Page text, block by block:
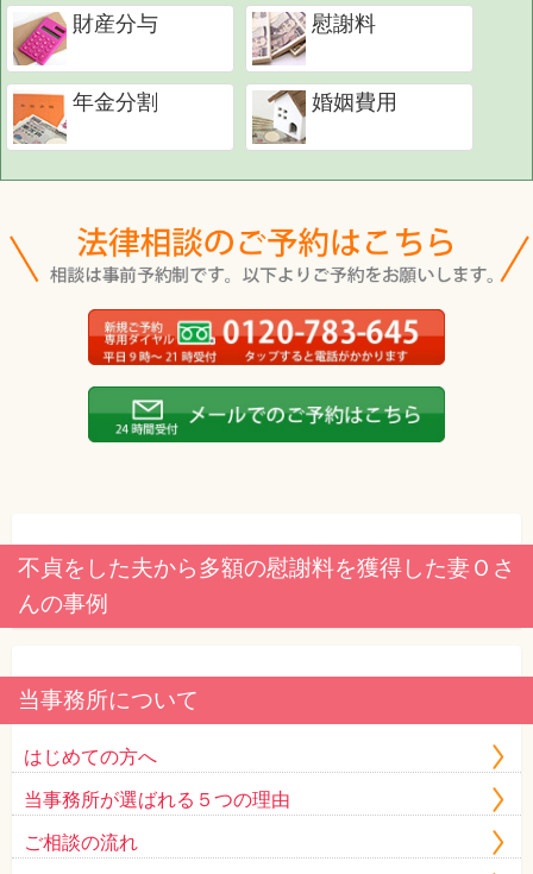
財産分与 慰謝料
年金分割 婚姻費用
不貞をした夫から多額の慰謝料を獲得した妻Ｏさ
んの事例
当事務所について
はじめての方へ
当事務所が選ばれる５つの理由
ご相談の流れ